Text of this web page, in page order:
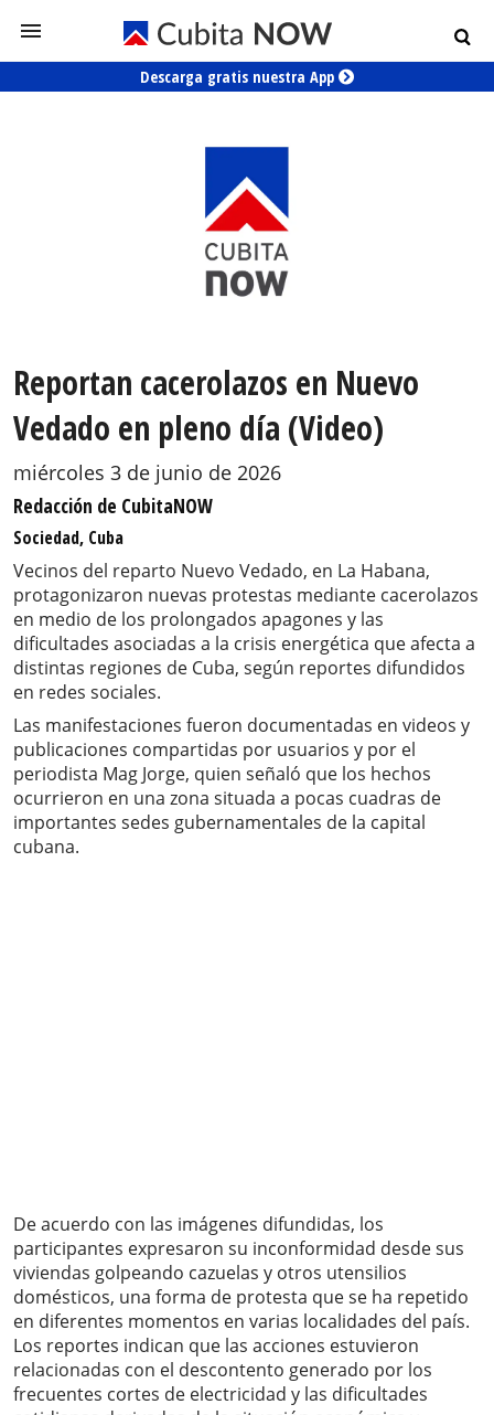
Descarga gratis nuestra App
Reportan cacerolazos en Nuevo
Vedado en pleno día (Video)
miércoles 3 de junio de 2026
Redacción de CubitaNOW
Sociedad, Cuba
Vecinos del reparto Nuevo Vedado, en La Habana,
protagonizaron nuevas protestas mediante cacerolazos
en medio de los prolongados apagones y las
dificultades asociadas a la crisis energética que afecta a
distintas regiones de Cuba, según reportes difundidos
en redes sociales.
Las manifestaciones fueron documentadas en videos y
publicaciones compartidas por usuarios y por el
periodista Mag Jorge, quien señaló que los hechos
ocurrieron en una zona situada a pocas cuadras de
importantes sedes gubernamentales de la capital
cubana.
De acuerdo con las imágenes difundidas, los
participantes expresaron su inconformidad desde sus
viviendas golpeando cazuelas y otros utensilios
domésticos, una forma de protesta que se ha repetido
en diferentes momentos en varias localidades del país.
Los reportes indican que las acciones estuvieron
relacionadas con el descontento generado por los
frecuentes cortes de electricidad y las dificultades